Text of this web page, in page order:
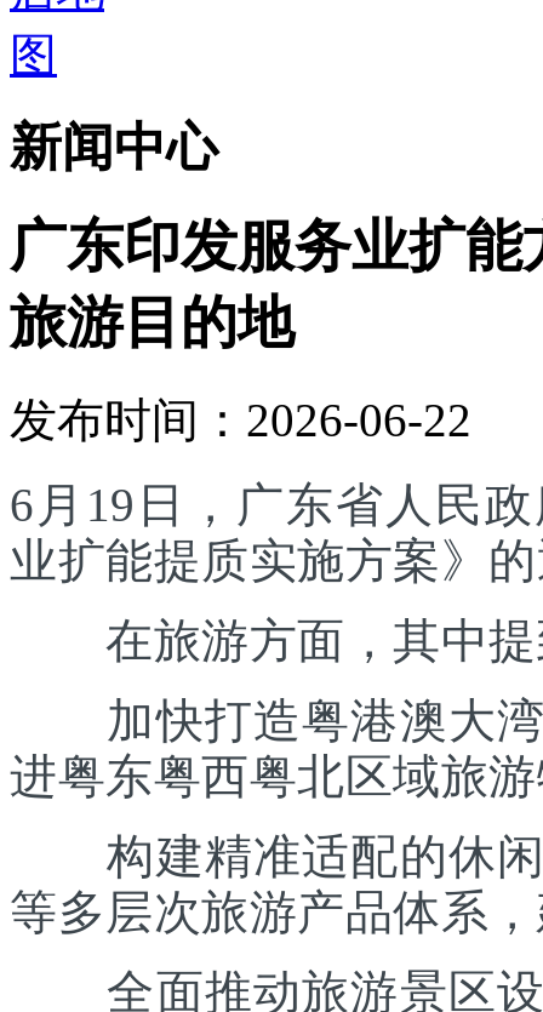
新闻中心
广东印发服务业扩
旅游目的地
发布时间：2026-06-22
6月19日，广东省人民
业扩能提质实施方案》
在旅游方面，其中提
加快打造粤港澳大湾
进粤东粤西粤北区域旅
构建精准适配的休闲
等多层次旅游产品体系
全面推动旅游景区设